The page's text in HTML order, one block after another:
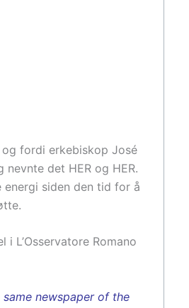
fordi erkebiskop José
det HER og HER.
energi siden den tid for å
L’Osservatore Romano
newspaper of the